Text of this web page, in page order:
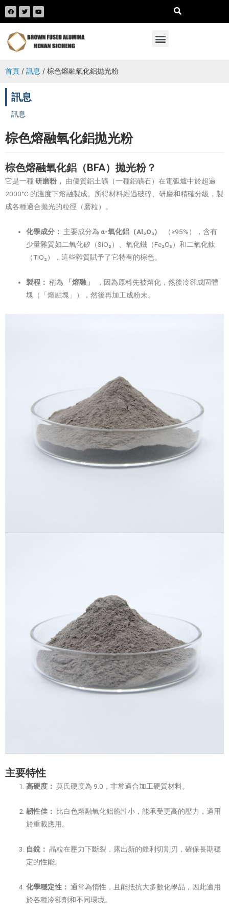
首頁 / 訊息 / 棕色熔融氧化鋁拋光粉
訊息
訊息
棕色熔融氧化鋁拋光粉
棕色熔融氧化鋁（BFA）拋光粉？
它是一種研磨粉， 由優質鋁土礦（一種鋁礦石）在電弧爐中於超過
2000°C 的溫度下熔融製成。所得材料經過破碎、研磨和精確分級，製
成各種適合拋光的粒徑（磨粒）。
化學成分： 主要成分為 α-氧化鋁（Al₂O₃）
（≥95%），含有
少量雜質如二氧化矽（SiO₂）、氧化鐵（Fe₂O₃）和二氧化鈦
（TiO₂），這些雜質賦予了它特有的棕色。
製程： 稱為 「熔融」
，因為原料先被熔化，然後冷卻成固體
塊（「熔融塊」），然後再加工成粉末。
主要特性
高硬度： 莫氏硬度為 9.0，非常適合加工硬質材料。
韌性佳：
比白色熔融氧化鋁脆性小，能承受更高的壓力，適用
於重載應用。
自銳： 晶粒在壓力下斷裂，露出新的鋒利切割刃，確保長期穩
定的性能。
化學穩定性： 通常為惰性，且能抵抗大多數化學品，因此適用
於各種冷卻劑和不同環境。